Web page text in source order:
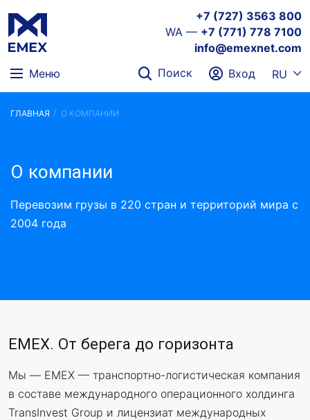
+7 (727) 3563 800
WA — +7 (771) 778 7100
info@emexnet.com
Меню
Поиск Вход RU
ГЛАВНАЯ О КОМПАНИИ
О компании
Перевозим грузы в 220 стран и территорий мира с
2004 года
EMEX. От берега до горизонта
Мы — EMEX — транспортно-логистическая компания
в составе международного операционного холдинга
TransInvest Group и лицензиат международных